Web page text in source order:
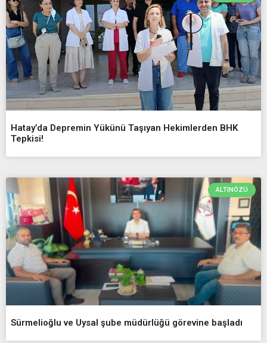
Hatay’da Depremin Yükünü Taşıyan Hekimlerden BHK
Tepkisi!
ALTINÖZÜ
Sürmelioğlu ve Uysal şube müdürlüğü görevine başladı